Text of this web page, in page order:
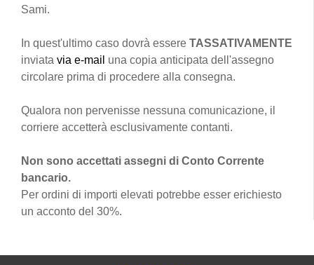
Sami.
In quest'ultimo caso dovrà essere TASSATIVAMENTE
inviata via e-mail una copia anticipata dell'assegno
circolare prima di procedere alla consegna.
Qualora non pervenisse nessuna comunicazione, il
corriere accetterà esclusivamente contanti.
Non sono accettati assegni di Conto Corrente
bancario.
Per ordini di importi elevati potrebbe esser erichiesto
un acconto del 30%.